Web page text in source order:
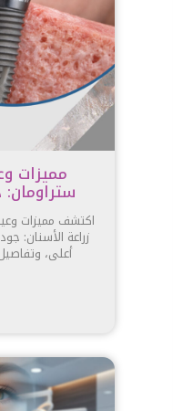
مميزات
ستراومان:
اكتشف مميزات
زراعة الأسنان:
أعلى،